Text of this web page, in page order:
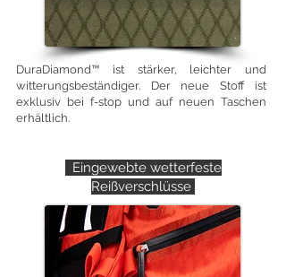
DuraDiamond™ ist stärker, leichter und
witterungsbeständiger. Der neue Stoff ist
exklusiv bei f-stop und auf neuen Taschen
erhältlich.
Eingewebte wetterfeste
Reißverschlüsse